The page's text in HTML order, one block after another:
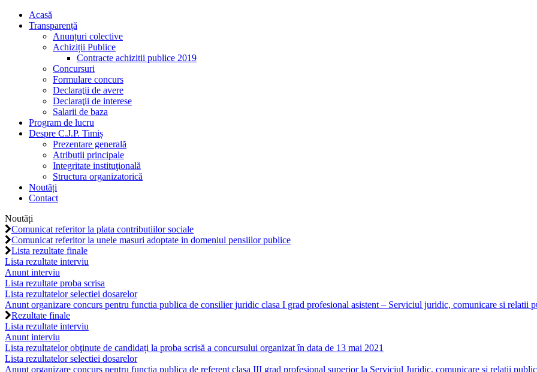
Acasă
Transparență
Anunțuri colective
Achiziții Publice
Contracte achizitii publice 2019
Concursuri
Formulare concurs
Declaraţii de avere
Declaraţii de interese
Salarii de baza
Program de lucru
Despre C.J.P. Timiș
Prezentare generală
Atribuții principale
Integritate instituţională
Structura organizatorică
Noutăți
Contact
Noutăți
Comunicat referitor la plata contributiilor sociale
Comunicat referitor la unele masuri adoptate in domeniul pensiilor publice
Lista rezultate finale
Lista rezultate interviu
Anunt interviu
Lista rezultate proba scrisa
Lista rezultatelor selectiei dosarelor
Anunt organizare concurs pentru functia publica de consilier juridic clasa I grad profesional asistent – Serviciul juridic, comunicare si relatii
Rezultate finale
Lista rezultate interviu
Anunt interviu
Lista rezultatelor obţinute de candidați la proba scrisă a concursului organizat în data de 13 mai 2021
Lista rezultatelor selectiei dosarelor
Anunt organizare concurs pentru functia publica de referent clasa III grad profesional superior la Serviciul Juridic, comunicare si relatii